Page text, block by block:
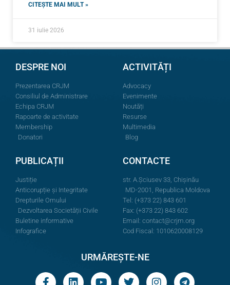
CITEȘTE MAI MULT »
31 iulie 2026
DESPRE NOI
Prezentarea CRJM
Consiliul de Administrare
Echipa CRJM
Rapoarte de activitate
Membership
Donatori
ACTIVITĂȚI
Advocacy
Evenimente
Noutăți
Resurse
Multimedia
Blog
PUBLICAȚII
Justiție
Anticorupție și Integritate
Drepturile Omului
Dezvoltarea Societății Civile
Buletine informative
Infografice
CONTACTE
str. A.Şciusev 33, Chișinău
MD-2001, Republica Moldova
Tel: (+373 22) 843 601
Fax: (+373 22) 843 602
Email: contact@crjm.org
Cod Fiscal: 1010620008129
URMĂREȘTE-NE